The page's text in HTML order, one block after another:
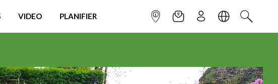
VIDEO PLANIFIER POINT INFONEWSLETTER
S'INSCRIRELANGUE